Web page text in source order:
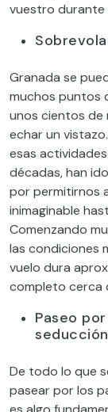
vuestro durante
Granada se
muchos puntos
unos cientos de
echar un
esas
décadas, han
por permitirnos
inimaginable
Comenzando
las condiciones
vuelo dura
completo cerca
Paseo
De todo lo que
pasear por los